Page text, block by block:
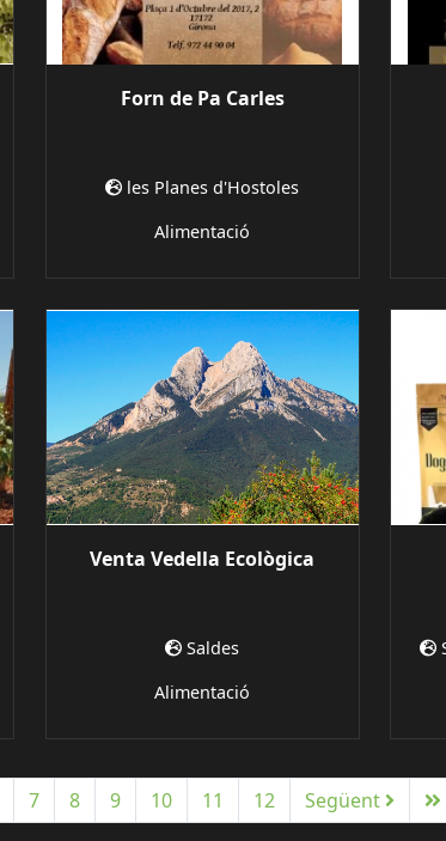
Forn de Pa Carles
les Planes d'Hostoles
Alimentació
Venta Vedella Ecològica
Saldes
Alimentació
7 8 9 10 11 12 Següent